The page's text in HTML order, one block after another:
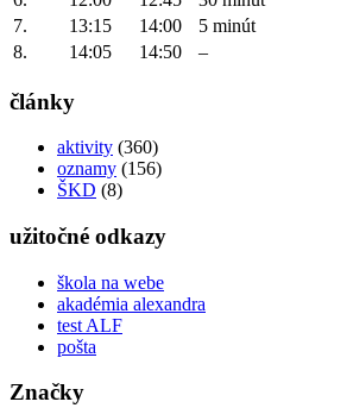
7.
13:15 14:00
5 minút
8.
14:05 14:50 –
články
aktivity (360)
oznamy (156)
ŠKD (8)
užitočné odkazy
škola na webe
akadémia alexandra
test ALF
pošta
Značky